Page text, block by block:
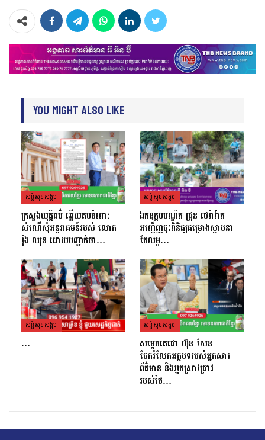
You Might Also Like
សន្តិសុខសង្គម
ក្រសួងយុត្តិធម៌ ឆ្លើយតបចំពោះ
សំណើសុំអន្តរាគមន៍របស់ លោក
រ៉ុង ឈុន ដោយបញ្ជាក់ថា…
សន្តិសុខសង្គម
ឯកឧត្តមបណ្ឌិត ជ្រុន ថេរ៉ាវ៉ាត
អញ្ជើញចុះពិនិត្យគម្រោងស្ថាបនា
កែលម្អ…
សន្តិសុខសង្គម
…
សន្តិសុខសង្គម
សម្តេចតេជោ ហ៊ុន សែន
ចែករំលែកអត្ថបទរបស់អ្នកសារ
ព័ត៌មាន និងអ្នកស្រាវជ្រាវ
របស់ថៃ…